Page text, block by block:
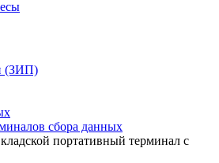
(ЗИП)
сбора данных
портативный терминал с